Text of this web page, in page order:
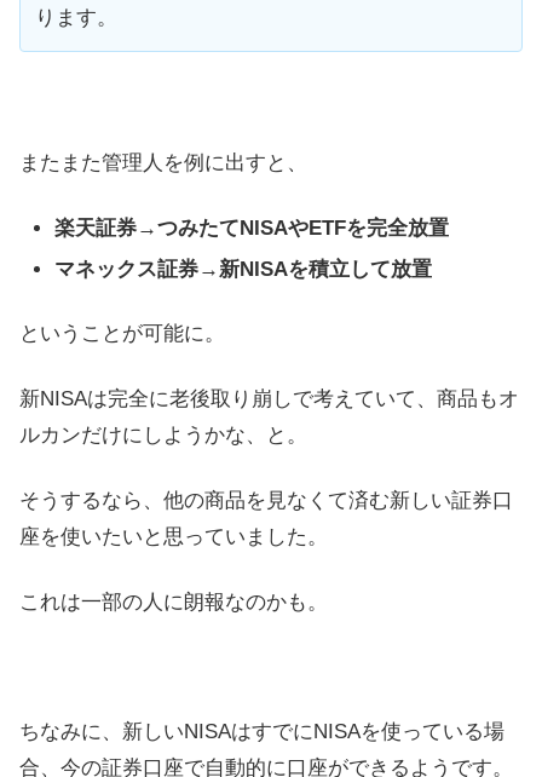
ります。
またまた管理人を例に出すと、
楽天証券→つみたてNISAやETFを完全放置
マネックス証券→新NISAを積立して放置
ということが可能に。
新NISAは完全に老後取り崩しで考えていて、商品もオ
ルカンだけにしようかな、と。
そうするなら、他の商品を見なくて済む新しい証券口
座を使いたいと思っていました。
これは一部の人に朗報なのかも。
ちなみに、新しいNISAはすでにNISAを使っている場
合、今の証券口座で自動的に口座ができるようです。